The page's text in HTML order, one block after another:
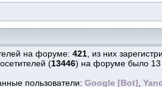
на форуме: 421 , из них
(13446) на форуме было 13
пользователи: Google [Bot]